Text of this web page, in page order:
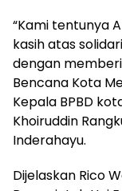
“Kami tentunya
kasih atas
dengan
Bencana Kota
Kepala BPBD
Khoiruddin
Inderahayu.
Dijelaskan Rico